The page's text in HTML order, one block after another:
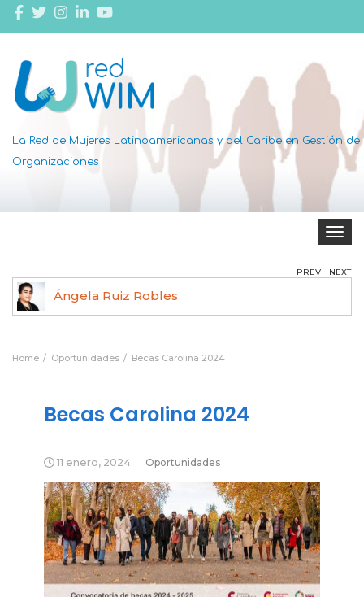
La Red de Mujeres Latinoamericanas y del Caribe en Gestión de
Organizaciones
Toggle
Ángela Ruiz Robles
PREV NEXT
Home Oportunidades Becas Carolina 2024
Becas Carolina 2024
11 enero, 2024 Oportunidades